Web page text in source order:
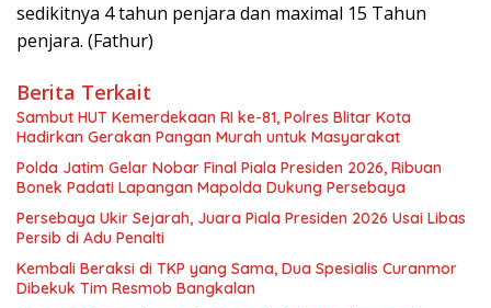
sedikitnya 4 tahun penjara dan maximal 15 Tahun
penjara. (Fathur)
Berita Terkait
Sambut HUT Kemerdekaan RI ke-81, Polres Blitar Kota
Hadirkan Gerakan Pangan Murah untuk Masyarakat
Polda Jatim Gelar Nobar Final Piala Presiden 2026, Ribuan
Bonek Padati Lapangan Mapolda Dukung Persebaya
Persebaya Ukir Sejarah, Juara Piala Presiden 2026 Usai Libas
Persib di Adu Penalti
Kembali Beraksi di TKP yang Sama, Dua Spesialis Curanmor
Dibekuk Tim Resmob Bangkalan